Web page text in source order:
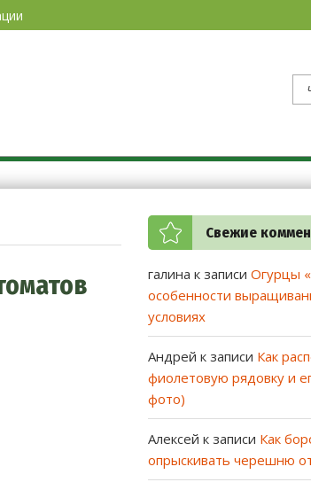
садоводам и
Свежие
галина к записи Огурцы
особенности
условиях
Андрей к записи Как
фиолетовую рядовку и
фото)
Алексей к записи Как
опрыскивать черешню